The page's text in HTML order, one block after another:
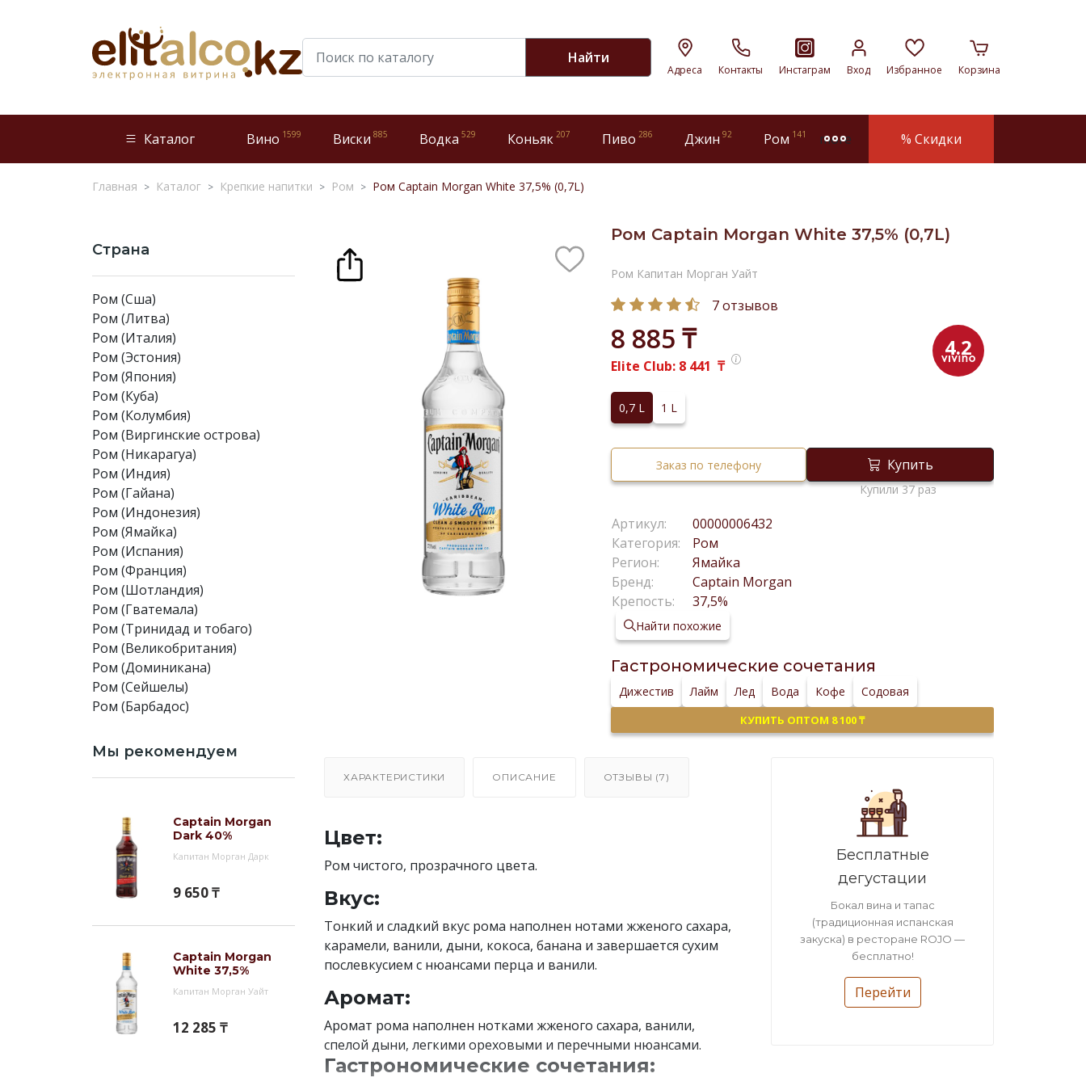
Найти
Адреса Контакты Инстаграм Вход Избранное Корзина
Каталог Вино 1599 Виски 885 Водка 529 Коньяк 207 Пиво 286 Джин 92 Ром 141 more % Скидки
Главная Каталог Крепкие напитки Ром Ром Captain Morgan White 37,5% (0,7L)
Страна
Ром (Сша)
Ром (Литва)
Ром (Италия)
Ром (Эстония)
Ром (Япония)
Ром (Куба)
Ром (Колумбия)
Ром (Виргинские острова)
Ром (Никарагуа)
Ром (Индия)
Ром (Гайана)
Ром (Индонезия)
Ром (Ямайка)
Ром (Испания)
Ром (Франция)
Ром (Шотландия)
Ром (Гватемала)
Ром (Тринидад и тобаго)
Ром (Великобритания)
Ром (Доминикана)
Ром (Сейшелы)
Ром (Барбадос)
Мы рекомендуем
Captain Morgan
Dark 40%
Капитан Морган Дарк
9 650 ₸
Captain Morgan
White 37,5%
Капитан Морган Уайт
12 285 ₸
Ром Captain Morgan White 37,5% (0,7L)
Ром Капитан Морган Уайт
7 отзывов
8 885 ₸
Elite Club: 8 441 ₸
4.2
0,7 L 1 L
Заказ по телефону Купить
Купили 37 раз
Артикул:
00000006432
Категория:
Ром
Регион:
Ямайка
Бренд:
Captain Morgan
Крепость:
37,5%
Найти похожие
Гастрономические сочетания
Дижестив Лайм Лед Вода Кофе Содовая
КУПИТЬ ОПТОМ 8 100 ₸
ХАРАКТЕРИСТИКИ ОПИСАНИЕ ОТЗЫВЫ (7)
Цвет:
Ром чистого, прозрачного цвета.
Вкус:
Тонкий и сладкий вкус рома наполнен нотами жженого сахара,
карамели, ванили, дыни, кокоса, банана и завершается сухим
послевкусием с нюансами перца и ванили.
Аромат:
Аромат рома наполнен нотками жженого сахара, ванили,
спелой дыни, легкими ореховыми и перечными нюансами.
Гастрономические сочетания:
Бесплатные
дегустации
Бокал вина и тапас
(традиционная испанская
закуска) в ресторане ROJO —
бесплатно!
Перейти